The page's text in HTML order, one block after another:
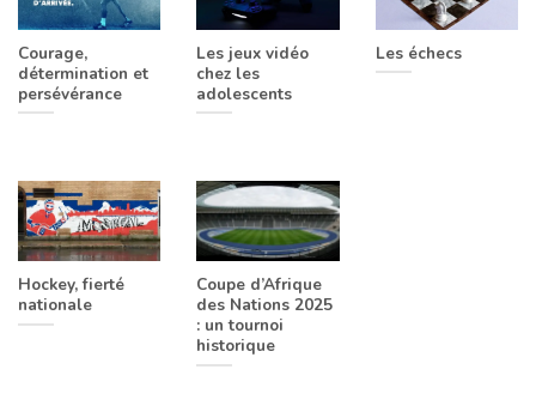
Courage,
détermination et
persévérance
Les jeux vidéo
chez les
adolescents
Les échecs
Hockey, fierté
nationale
Coupe d’Afrique
des Nations 2025
: un tournoi
historique